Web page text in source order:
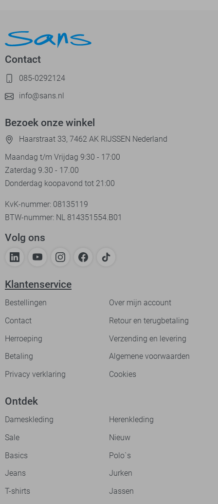
Contact
085-0292124
info@sans.nl
Bezoek onze winkel
Haarstraat 33, 7462 AK RIJSSEN Nederland
Maandag t/m Vrijdag 9:30 - 17:00
Zaterdag 9.30 - 17.00
Donderdag koopavond tot 21:00
KvK-nummer: 08135119
BTW-nummer: NL 814351554.B01
Volg ons
Klantenservice
Bestellingen
Over mijn account
Contact
Retour en terugbetaling
Herroeping
Verzending en levering
Betaling
Algemene voorwaarden
Privacy verklaring
Cookies
Ontdek
Dameskleding
Herenkleding
Sale
Nieuw
Basics
Polo`s
Jeans
Jurken
T-shirts
Jassen